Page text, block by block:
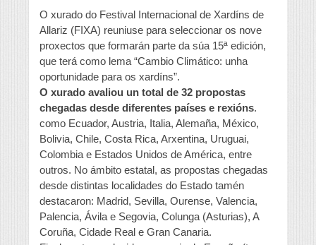
O xurado do Festival Internacional de Xardíns de
Allariz (FIXA) reuniuse para seleccionar os nove
proxectos que formarán parte da súa 15ª edición,
que terá como lema “Cambio Climático: unha
oportunidade para os xardíns”.
O xurado avaliou un total de 32 propostas
chegadas desde diferentes países e rexións.
como Ecuador, Austria, Italia, Alemaña, México,
Bolivia, Chile, Costa Rica, Arxentina, Uruguai,
Colombia e Estados Unidos de América, entre
outros. No ámbito estatal, as propostas chegadas
desde distintas localidades do Estado tamén
destacaron: Madrid, Sevilla, Ourense, Valencia,
Palencia, Ávila e Segovia, Colunga (Asturias), A
Coruña, Cidade Real e Gran Canaria.